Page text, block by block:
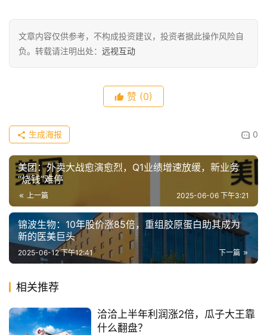
文章内容仅供参考，不构成投资建议，投资者据此操作风险自
负。转载请注明出处： 远视互动
赞 (0)
0
生成海报
美团：外卖大战愈演愈烈，Q1业绩增速放缓，新业务
“烧钱”难停
上一篇 2025-06-06 下午3:21
锦波生物：10年股价涨85倍，重组胶原蛋白助其成为
新的医美巨头
下一篇
2025-06-12 下午12:41
相关推荐
洽洽上半年利润涨2倍，瓜子大王靠
什么翻盘？